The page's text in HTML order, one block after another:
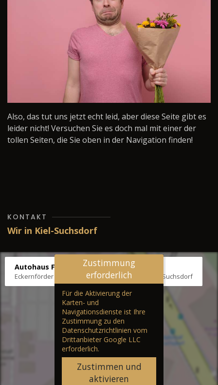
Also, das tut uns jetzt echt leid, aber diese Seite gibt es
leider nicht! Versuchen Sie es doch mal mit einer der
tollen Seiten, die Sie oben in der Navigation finden!
KONTAKT
Wir in Kiel-Suchsdorf
Autohaus Fräter
Eckernförder Str. /Klausbrooker Weg 1, 24107 Kiel-Suchsdorf
Zustimmung
erforderlich
Für die Aktivierung der
Karten- und
Navigationsdienste ist Ihre
Zustimmung zu den
Datenschutzrichtlinien vom
Drittanbieter Google LLC
erforderlich.
Zustimmen und
aktivieren